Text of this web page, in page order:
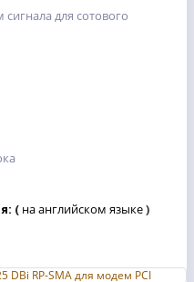
сигнала для сотового
( на английском языке)